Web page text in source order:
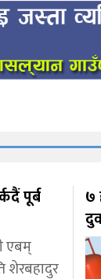
पूर्ब
एबम्
शेरबहादुर
७